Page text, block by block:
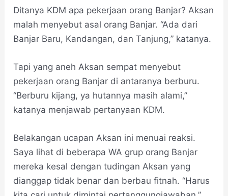
Ditanya KDM apa pekerjaan orang Banjar? Aksan
malah menyebut asal orang Banjar. “Ada dari
Banjar Baru, Kandangan, dan Tanjung,” katanya.
Tapi yang aneh Aksan sempat menyebut
pekerjaan orang Banjar di antaranya berburu.
“Berburu kijang, ya hutannya masih alami,”
katanya menjawab pertanyaan KDM.
Belakangan ucapan Aksan ini menuai reaksi.
Saya lihat di beberapa WA grup orang Banjar
mereka kesal dengan tudingan Aksan yang
dianggap tidak benar dan berbau fitnah. “Harus